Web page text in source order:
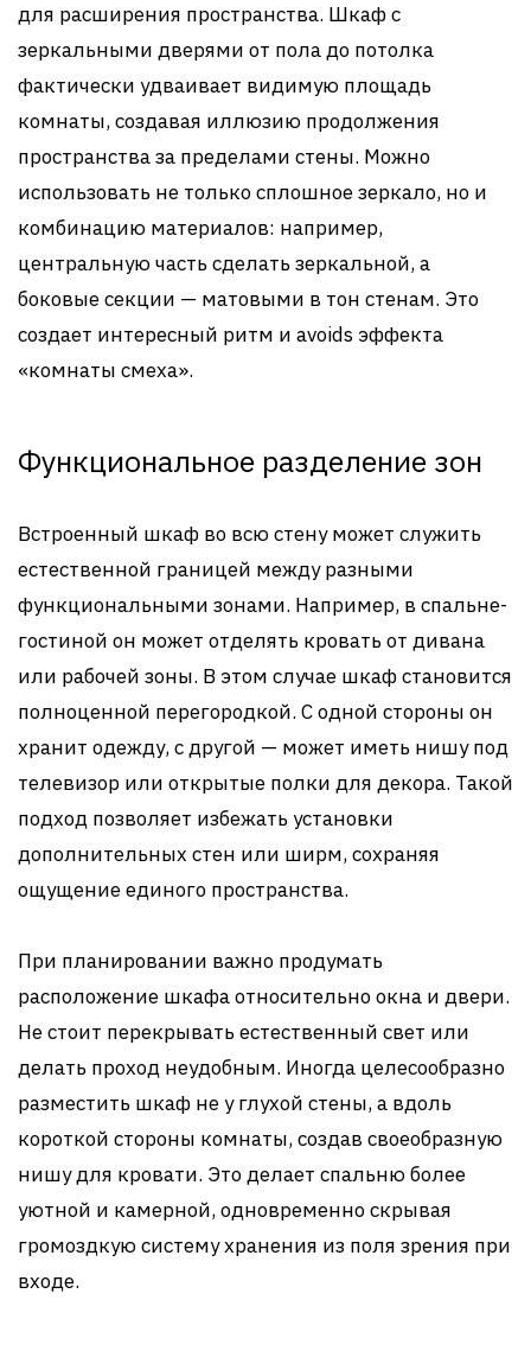
для расширения пространства. Шкаф с
зеркальными дверями от пола до потолка
фактически удваивает видимую площадь
комнаты, создавая иллюзию продолжения
пространства за пределами стены. Можно
использовать не только сплошное зеркало, но и
комбинацию материалов: например,
центральную часть сделать зеркальной, а
боковые секции — матовыми в тон стенам. Это
создает интересный ритм и avoids эффекта
«комнаты смеха».
Функциональное разделение зон
Встроенный шкаф во всю стену может служить
естественной границей между разными
функциональными зонами. Например, в спальне-
гостиной он может отделять кровать от дивана
или рабочей зоны. В этом случае шкаф становится
полноценной перегородкой. С одной стороны он
хранит одежду, с другой — может иметь нишу под
телевизор или открытые полки для декора. Такой
подход позволяет избежать установки
дополнительных стен или ширм, сохраняя
ощущение единого пространства.
При планировании важно продумать
расположение шкафа относительно окна и двери.
Не стоит перекрывать естественный свет или
делать проход неудобным. Иногда целесообразно
разместить шкаф не у глухой стены, а вдоль
короткой стороны комнаты, создав своеобразную
нишу для кровати. Это делает спальню более
уютной и камерной, одновременно скрывая
громоздкую систему хранения из поля зрения при
входе.